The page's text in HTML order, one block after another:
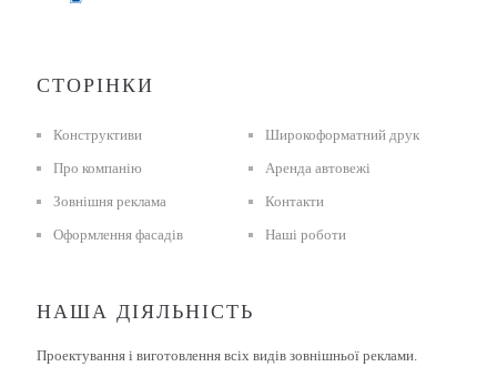
СТОРІНКИ
Конструктиви
Про компанію
Зовнішня реклама
Оформлення фасадів
Широкоформатний друк
Аренда автовежі
Контакти
Наші роботи
НАША ДІЯЛЬНІСТЬ
Проектування і виготовлення всіх видів зовнішньої реклами.